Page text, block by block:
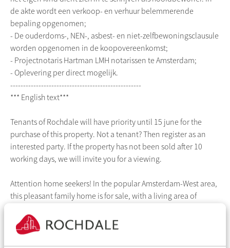
de akte wordt een verkoop- en verhuur belemmerende
bepaling opgenomen;
- De ouderdoms-, NEN-, asbest- en niet-zelfbewoningsclausule
worden opgenomen in de koopovereenkomst;
- Projectnotaris Hartman LMH notarissen te Amsterdam;
- Oplevering per direct mogelijk.
---------------------------------------------------
*** English text***
Tenants of Rochdale will have priority until 15 june for the
purchase of this property. Not a tenant? Then register as an
interested party. If the property has not been sold after 10
working days, we will invite you for a viewing.
Attention home seekers! In the popular Amsterdam-West area,
this pleasant family home is for sale, with a living area of
29 m² facing south! The property offers a spacious living room,
a kitchen that you can fully design to your own taste, three
bedrooms, a bathroom, and an attic floor with great potential.